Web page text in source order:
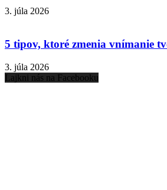
3. júla 2026
5 tipov, ktoré zmenia vnímanie
3. júla 2026
Lajkni nás na Facebooku